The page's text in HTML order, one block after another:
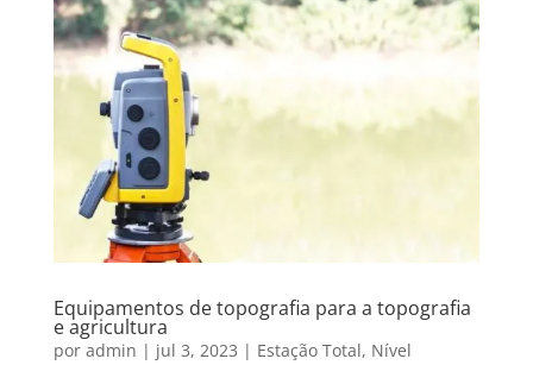
Equipamentos de topografia para a topografia
e agricultura
por admin | jul 3, 2023 | Estação Total, Nível